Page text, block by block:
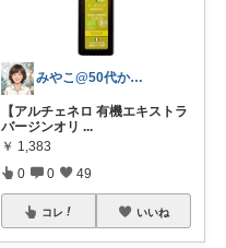
みやこ@50代からの肌悩み解決
【アルチェネロ 有機エキストラ
バージンオリ ...
￥ 1,383
0 0 49
コレ いいね